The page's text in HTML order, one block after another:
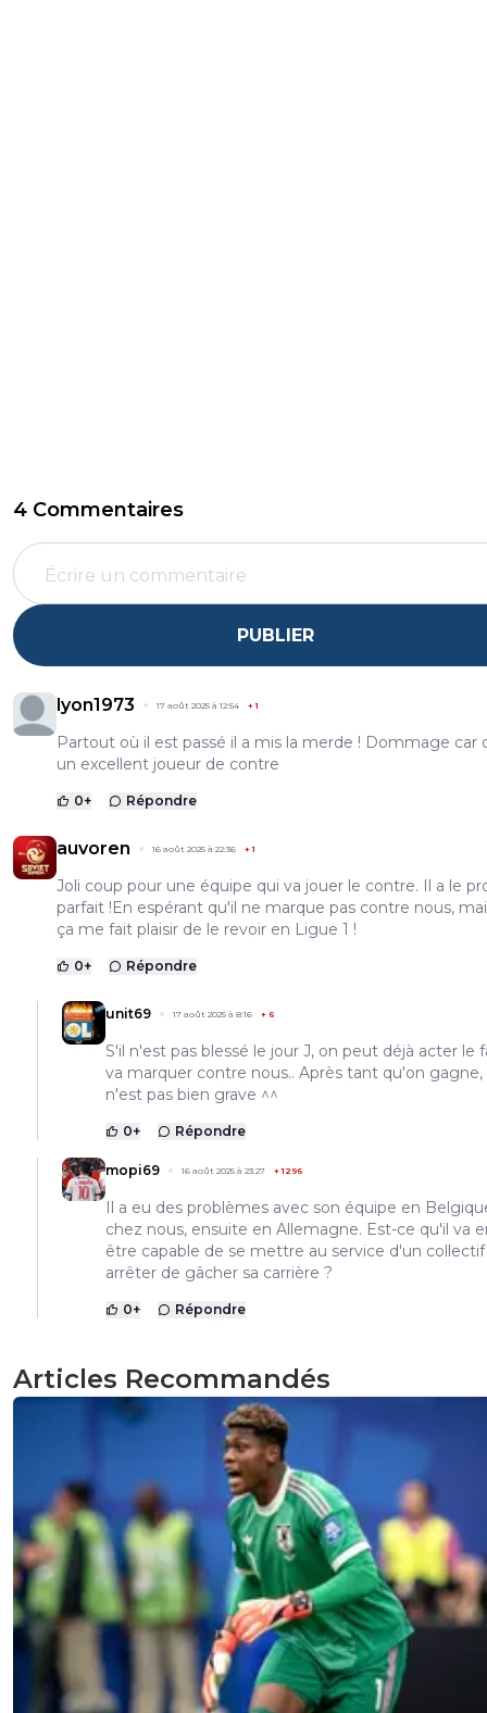
4 Commentaires
PUBLIER
lyon1973 17 août 2025 à 12:54 +1
Partout où il est passé il a mis la merde ! Dommage car
un excellent joueur de contre
0+ Répondre
auvoren 16 août 2025 à 22:36 +1
Joli coup pour une équipe qui va jouer le contre. Il a le
parfait !En espérant qu'il ne marque pas contre nous,
ça me fait plaisir de le revoir en Ligue 1 !
0+ Répondre
unit69 17 août 2025 à 8:16 + 6
S'il n'est pas blessé le jour J, on peut déjà acter le
va marquer contre nous.. Après tant qu'on gagne,
n'est pas bien grave ^^
0+ Répondre
mopi69 16 août 2025 à 23:27 +1296
Il a eu des problèmes avec son équipe en
chez nous, ensuite en Allemagne. Est-ce qu'il va
être capable de se mettre au service d'un
arrêter de gâcher sa carrière ?
0+ Répondre
Articles Recommandés